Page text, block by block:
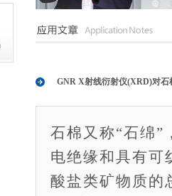
GNR X射线衍射仪(XRD)对石
石棉又称“石绵”
电绝缘和具有可
酸盐类矿物质的